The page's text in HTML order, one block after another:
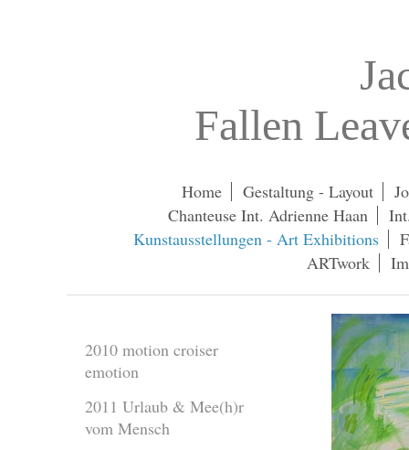
Fallen
Home Gestaltung - Layout
Chanteuse Int. Adrienne Haan
Kunstausstellungen - Art Exhibitions
ARTwork
2010 motion croiser
emotion
2011 Urlaub & Mee(h)r
vom Mensch